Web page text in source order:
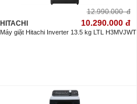
12.990.000 đ
HITACHI
10.290.000 đ
Máy giặt Hitachi Inverter 13.5 kg LTL H3MVJWT